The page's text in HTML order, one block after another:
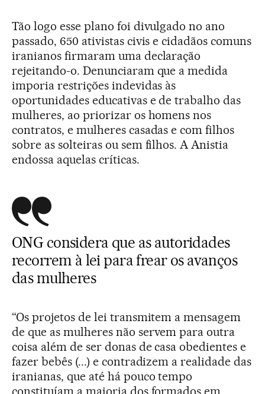
Tão logo esse plano foi divulgado no ano
passado, 650 ativistas civis e cidadãos comuns
iranianos firmaram uma declaração
rejeitando-o. Denunciaram que a medida
imporia restrições indevidas às
oportunidades educativas e de trabalho das
mulheres, ao priorizar os homens nos
contratos, e mulheres casadas e com filhos
sobre as solteiras ou sem filhos. A Anistia
endossa aquelas críticas.
ONG considera que as autoridades
recorrem à lei para frear os avanços
das mulheres
“Os projetos de lei transmitem a mensagem
de que as mulheres não servem para outra
coisa além de ser donas de casa obedientes e
fazer bebês (...) e contradizem a realidade das
iranianas, que até há pouco tempo
constituíam a maioria dos formados em